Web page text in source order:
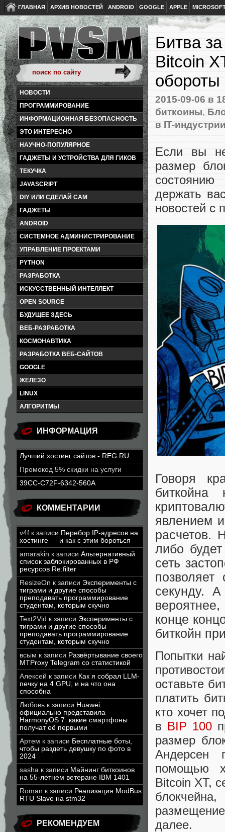
ГЛАВНАЯ АРХИВ НОВОСТЕЙ ANDROID GOOGLE APPLE
НОВОСТИ
ПРОГРАММИРОВАНИЕ
ИНФОРМАЦИОННАЯ БЕЗОПАСНОСТЬ
ЭТО ИНТЕРЕСНО
НАУЧНО-ПОПУЛЯРНОЕ
ГАДЖЕТЫ И УСТРОЙСТВА ДЛЯ ГИКОВ
ТЕКУЧКА
JAVASCRIPT
DIY ИЛИ СДЕЛАЙ САМ
ГАДЖЕТЫ
ANDROID
СИСТЕМНОЕ АДМИНИСТРИРОВАНИЕ
УПРАВЛЕНИЕ ПРОЕКТАМИ
PYTHON
РАЗРАБОТКА
ИСКУССТВЕННЫЙ ИНТЕЛЛЕКТ
OPEN SOURCE
БУДУЩЕЕ ЗДЕСЬ
ВЕБ-РАЗРАБОТКА
КОСМОНАВТИКА
РАЗРАБОТКА ВЕБ-САЙТОВ
GOOGLE
ЖЕЛЕЗО
LINUX
АЛГОРИТМЫ
ИНФОРМАЦИЯ
Лучший хостинг сайтов - REG.RU
Промокод 5% скидки на услуги
39CC-C72F-6342-560A
КОММЕНТАРИИ
v4f к записи Перебор IP-адресов на
хостинге — и как с этим бороться
amarakin к записи Альтернативный
список заблокированных в РФ
ресурсов Re:filter
ResizeOn к записи Эксперименты с
тиграми и другие способы
преподавать программирование
студентам, которым скучно
Text2Vid к записи Эксперименты с
тиграми и другие способы
преподавать программирование
студентам, которым скучно
всым к записи Развёртывание своего
MTProxy Telegram со статистикой
Алексей к записи Как я собрал LLM-
печку на 4 GPU, и на что она
способна
Любовь к записи Huawei
официально представила
HarmonyOS 7: какие смартфоны
получат её первыми
Артем к записи Бесплатные боты,
чтобы раздеть девушку по фото в
2024
sasha к записи Майнинг биткоинов
на 55-летнем ветеране IBM 1401
Roman к записи Реализация ModBus
RTU Slave на stm32
РЕКОМЕНДУЕМ
Битва
Bitcoin
обороты
2015-09-06 в
биткоины,
в IT-
Если вы
размер
держать
новостей с
Говоря
явлением
расчетов.
либо
сеть
секунду.
конце
биткойн
Попытки
оставьте
платить
кто хочет
в BIP 100
размер
Андерсен
помощью
Bitcoin XT,
далее.